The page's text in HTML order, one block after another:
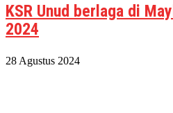
KSR Unud berlaga di
2024
28 Agustus 2024